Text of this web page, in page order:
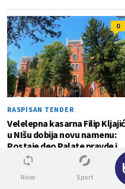
0
RASPISAN TENDER
Velelepna kasarna Filip Kljajić
u NIšu dobija novu namenu:
Postaje deo Palate pravde i
dom tužilaštva
BESPLATNI
Novo Sport
✕